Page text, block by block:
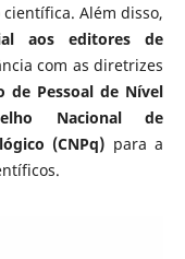
Além disso,
aos editores de
com as diretrizes
de Pessoal de Nível
Nacional de
(CNPq) para a